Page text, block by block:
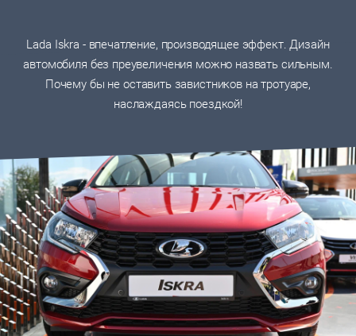
Lada Iskra - впечатление, производящее эффект. Дизайн
автомобиля без преувеличения можно назвать сильным.
Почему бы не оставить завистников на тротуаре,
наслаждаясь поездкой!